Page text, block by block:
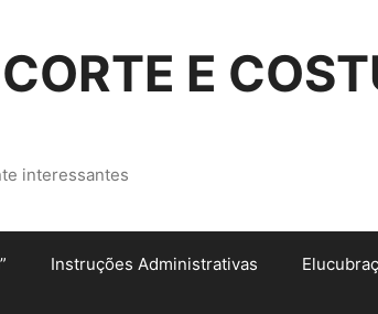
E
interessantes
Instruções Administrativas